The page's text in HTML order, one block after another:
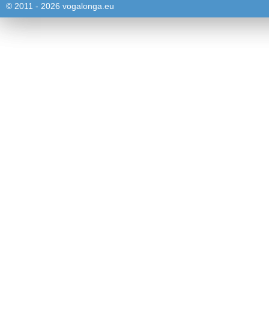
© 2011 - 2026 vogalonga.eu